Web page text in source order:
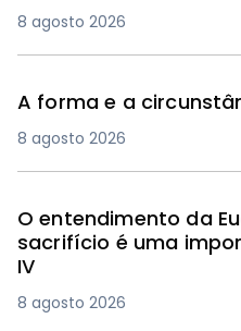
8 agosto 2026
A forma e a
8 agosto 2026
O entendimento da
sacrifício é uma
IV
8 agosto 2026